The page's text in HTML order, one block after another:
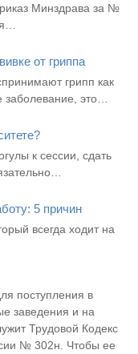
Минздрава за №
от гриппа
грипп как
это…
к сессии, сдать
5 причин
всегда ходит на
поступления в
заведения и на
Трудовой Кодекс
№ 302н. Чтобы ее